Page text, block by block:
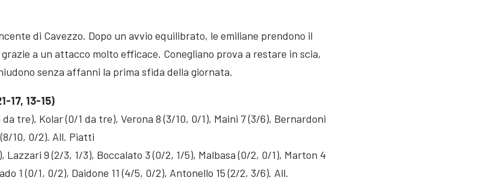
di Cavezzo. Dopo un avvio equilibrato, le emiliane prendono il
a un attacco molto efficace. Conegliano prova a restare in scia,
senza affanni la prima sfida della giornata.
17, 13-15)
tre), Kolar (0/1 da tre), Verona 8 (3/10, 0/1), Maini 7 (3/6), Bernardoni
10, 0/2). All. Piatti
9 (2/3, 1/3), Boccalato 3 (0/2, 1/5), Malbasa (0/2, 0/1), Marton 4
1 (0/1, 0/2), Daidone 11 (4/5, 0/2), Antonello 15 (2/2, 3/6). All.